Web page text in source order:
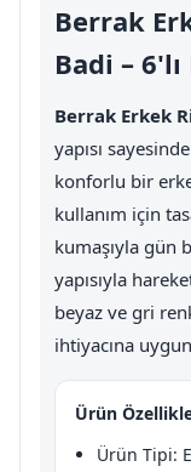
Berrak
Badi –
Berrak Erkek
yapısı
konforlu bir
kullanım için
kumaşıyla gün
yapısıyla
beyaz ve gri
ihtiyacına
Ürün
Ürün Tipi: